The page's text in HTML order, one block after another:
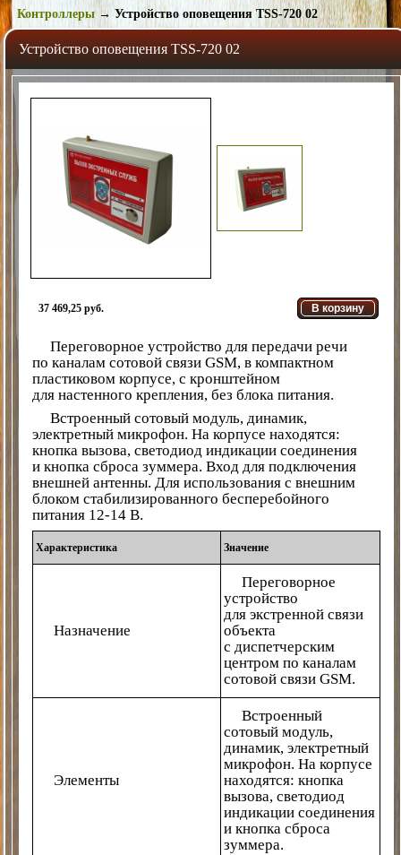
Контроллеры →Устройство оповещения TSS-720 02
Устройство оповещения TSS-720 02
37 469,25 руб. В корзину
Переговорное устройство для передачи речи
по каналам сотовой связи GSM, в компактном
пластиковом корпусе, с кронштейном
для настенного крепления, без блока питания.
Встроенный сотовый модуль, динамик,
электретный микрофон. На корпусе находятся:
кнопка вызова, светодиод индикации соединения
и кнопка сброса зуммера. Вход для подключения
внешней антенны. Для использования с внешним
блоком стабилизированного бесперебойного
питания 12-14 В.
Характеристика Значение
Назначение
Переговорное
устройство
для экстренной связи
объекта
с диспетчерским
центром по каналам
сотовой связи GSM.
Элементы
Встроенный
сотовый модуль,
динамик, электретный
микрофон. На корпусе
находятся: кнопка
вызова, светодиод
индикации соединения
и кнопка сброса
зуммера.